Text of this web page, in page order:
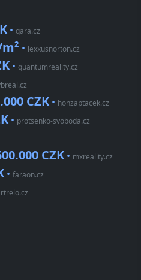
• qara.cz
• lexxusnorton.cz
• quantumreality.cz
CZK • honzaptacek.cz
• protsenko-svoboda.cz
CZK • mxreality.cz
• faraon.cz